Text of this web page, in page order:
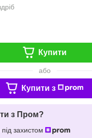
Купити
або
Купити з
з Пром?
захистом